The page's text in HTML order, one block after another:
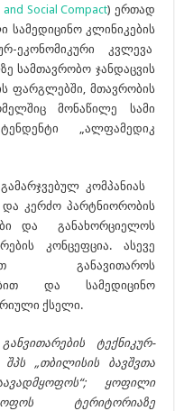
Social Compact) ერთად
სამედიცინო კლინიკების
ეკონომიკური კვლევა
სამთავრობო ჯანდაცვის
ფარგლებში, მთავრობის
მონაწილე სამი
„ალფამედიკ
კომპანიას
კერძო პარტნიორობის
და განახორციელოს
კონცეფცია. ასევე
განავითაროს
და სამედიცინო
ქსელი.
ტექნიკურ-
„თბილისის ბავშვთა
ყოფილი
ტერიტორიაზე